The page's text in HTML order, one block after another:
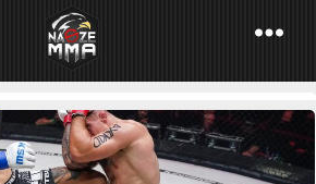
NaszeMMA
»Świat»UFC»Andreas Gustafsson
w UFC. Zmieniono mu przeciwnika